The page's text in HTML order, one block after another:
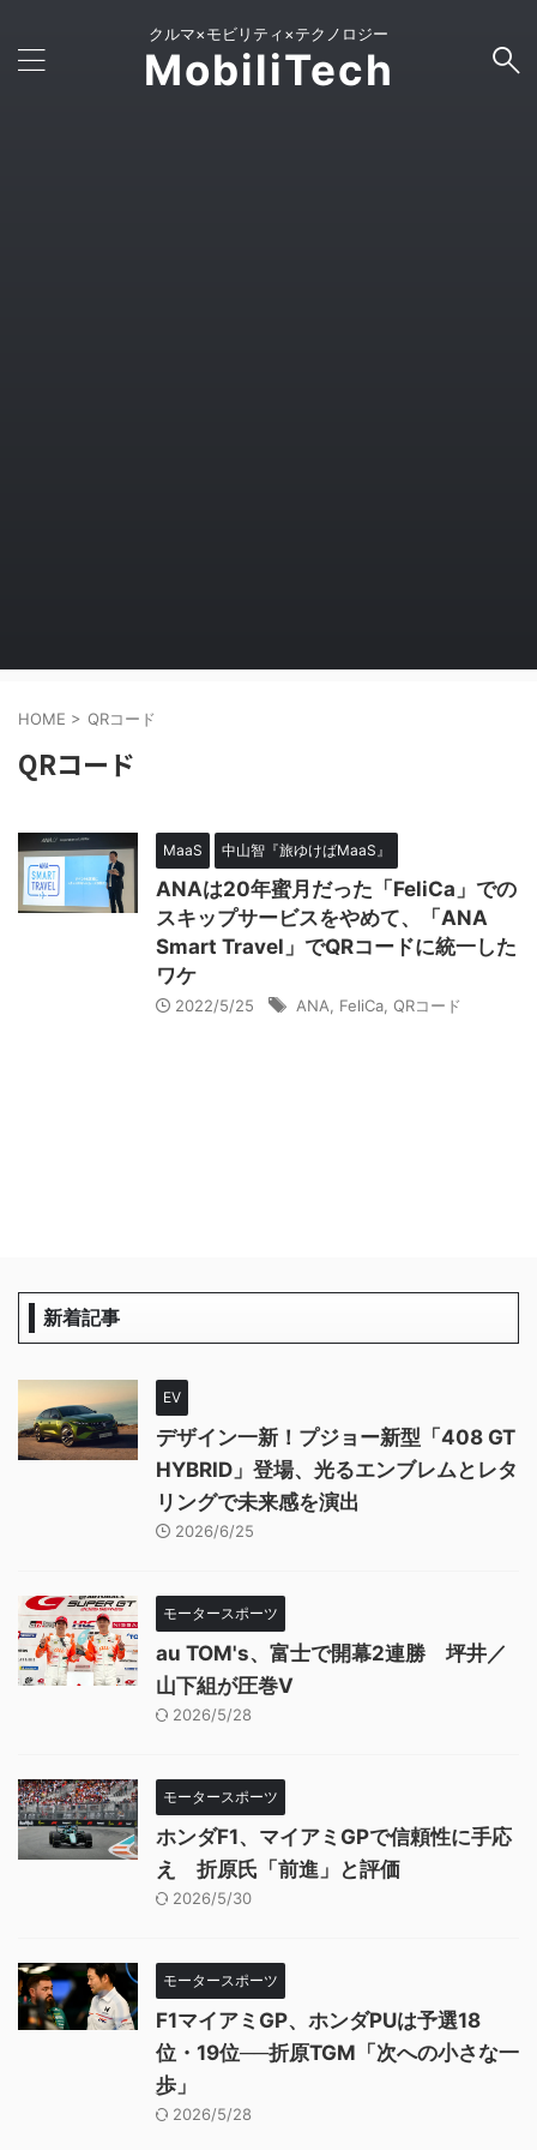
クルマ×モビリティ×テクノロジー
MobiliTech
HOME > QRコード
QRコード
MaaS 中山智『旅ゆけばMaaS』
ANAは20年蜜月だった「FeliCa」での
スキップサービスをやめて、「ANA
Smart Travel」でQRコードに統一した
ワケ
2022/5/25 ANA FeliCa QRコード
新着記事
EV
デザイン一新！プジョー新型「408 GT
HYBRID」登場、光るエンブレムとレタ
リングで未来感を演出
2026/6/25
モータースポーツ
au TOM's、富士で開幕2連勝 坪井／
山下組が圧巻V
2026/5/28
モータースポーツ
ホンダF1、マイアミGPで信頼性に手応
え 折原氏「前進」と評価
2026/5/30
モータースポーツ
F1マイアミGP、ホンダPUは予選18
位・19位──折原TGM「次への小さな一
歩」
2026/5/28